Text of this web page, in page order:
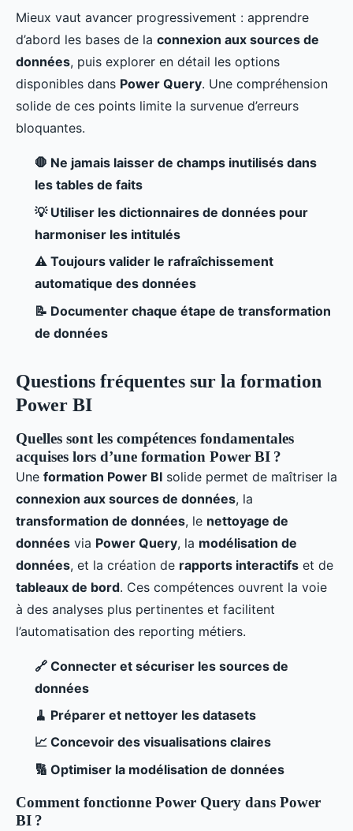
Mieux vaut avancer progressivement : apprendre
d’abord les bases de la connexion aux sources de
données, puis explorer en détail les options
disponibles dans Power Query. Une compréhension
solide de ces points limite la survenue d’erreurs
bloquantes.
🛑 Ne jamais laisser de champs inutilisés dans
les tables de faits
💡 Utiliser les dictionnaires de données pour
harmoniser les intitulés
⚠️ Toujours valider le rafraîchissement
automatique des données
📝 Documenter chaque étape de transformation
de données
Questions fréquentes sur la formation
Power BI
Quelles sont les compétences fondamentales
acquises lors d’une formation Power BI ?
Une formation Power BI solide permet de maîtriser la
connexion aux sources de données, la
transformation de données, le nettoyage de
données via Power Query, la modélisation de
données, et la création de rapports interactifs et de
tableaux de bord. Ces compétences ouvrent la voie
à des analyses plus pertinentes et facilitent
l’automatisation des reporting métiers.
🔗 Connecter et sécuriser les sources de
données
🧹 Préparer et nettoyer les datasets
📈 Concevoir des visualisations claires
🔢 Optimiser la modélisation de données
Comment fonctionne Power Query dans Power
BI ?